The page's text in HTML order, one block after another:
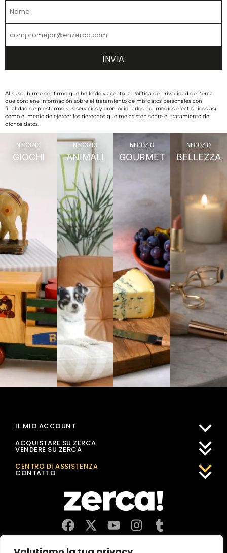
Al suscribirme confirmo que he leído y acepto la Política de privacidad de Zerca
que contiene información sobre el tratamiento de mis datos personales con
finalidad de prestarme sus servicios y promocionarlos por medios electrónicos así
como el medio de ejercer los derechos que me asisten sobre el tratamiento de
dichos datos.
NEGOZIO
GIOCHI
NEGOZIO
ANIMALI
NEGOZIO
GOURMET
NEGOZIO
BELLEZZA
Commercianti, produttori e distributori locali. Pagano le tasse
IL MIO ACCOUNT
ACQUISTARE SU ZERCA
VENDERE SU ZERCA
CENTRO DI ASSISTENZA
CONTATTO